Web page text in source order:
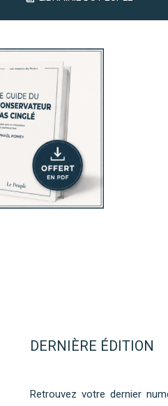
DERNIÈRE ÉDITION
Retrouvez votre dernier